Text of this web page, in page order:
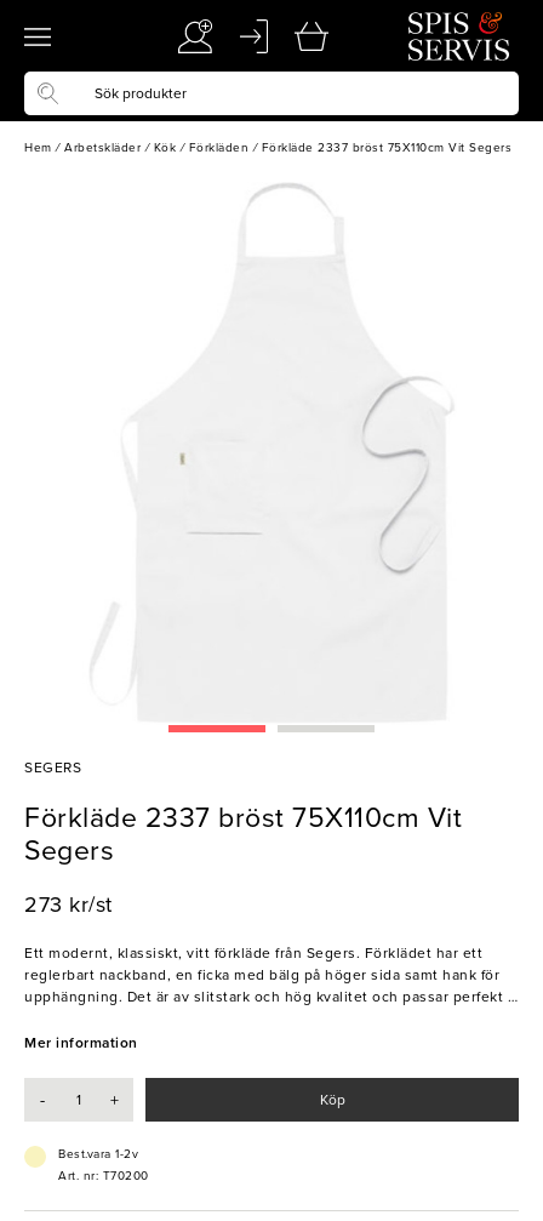
Hem / Arbetskläder / Kök / Förkläden / Förkläde 2337 bröst 75X110cm Vit Segers
SEGERS
Förkläde 2337 bröst 75X110cm Vit
Segers
273 kr/st
Ett modernt, klassiskt, vitt förkläde från Segers. Förklädet har ett
reglerbart nackband, en ficka med bälg på höger sida samt hank för
upphängning. Det är av slitstark och hög kvalitet och passar perfekt i
restaurang.
Mer information
- + Köp
Best.vara 1-2v
Art. nr: T70200